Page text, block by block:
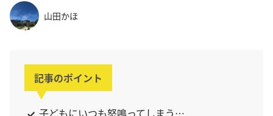
山田かほ
記事のポイント
子どもにいつも怒鳴ってしまう…